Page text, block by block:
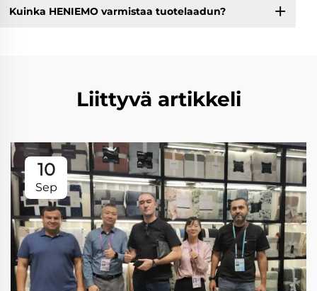
Kuinka HENIEMO varmistaa tuotelaadun?
Liittyvä artikkeli
10
Sep